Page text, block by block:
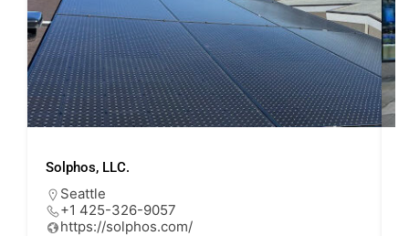
Solphos, LLC.
Seattle
+1 425-326-9057
https://solphos.com/